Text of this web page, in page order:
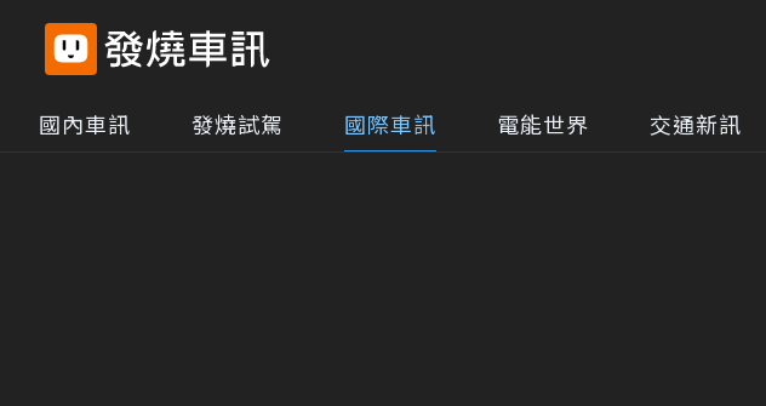
國內車訊 發燒試駕 國際車訊 電能世界 交通新訊